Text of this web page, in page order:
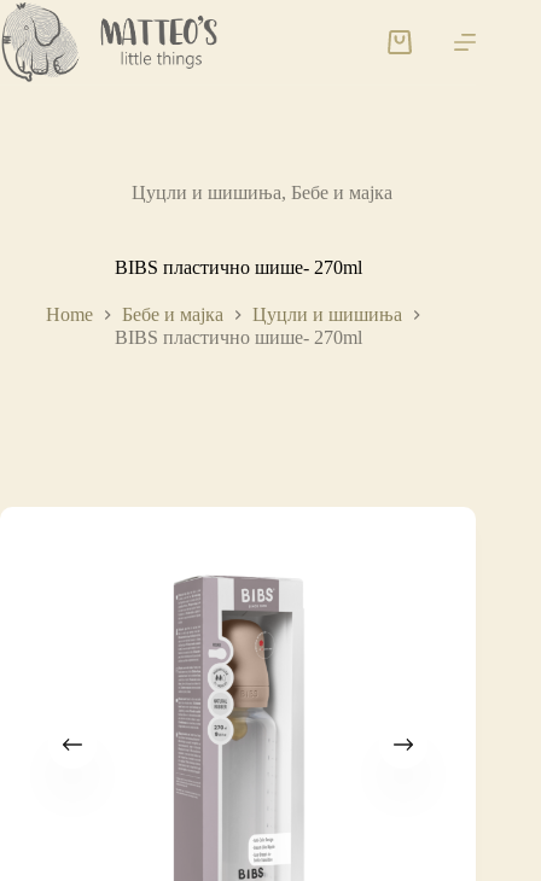
Цуцли и шишиња,Бебе и мајка
BIBS пластично шише- 270ml
Home Бебе и мајка
Цуцли и шишиња
BIBS пластично шише- 270ml